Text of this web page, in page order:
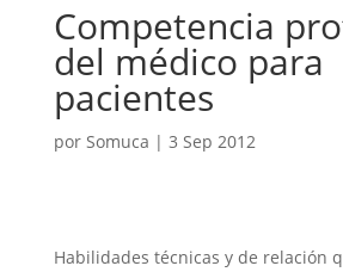
Competencia
del médico para
pacientes
por Somuca | 3 Sep 2012
Habilidades técnicas y de relación